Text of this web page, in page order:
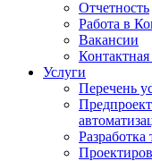
Отчетность
Работа в
Вакансии
Услуги
Перечень
Разработка